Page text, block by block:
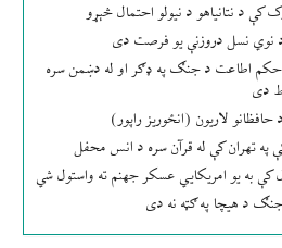
کې د نتانیاهو د نیولو احتمال څېړو
د نوي نسل دروزنې یو فرصت دی
حکم اطاعت د جنګ په ډګر او له دښمن سره
دی
لاریون (انځوریز راپور)
په تهران کې له قرآن سره د انس محفل
کې به یو امریکایي عسکر جهنم ته واستول شي
جنګ د هیچا په ګټه نه دی